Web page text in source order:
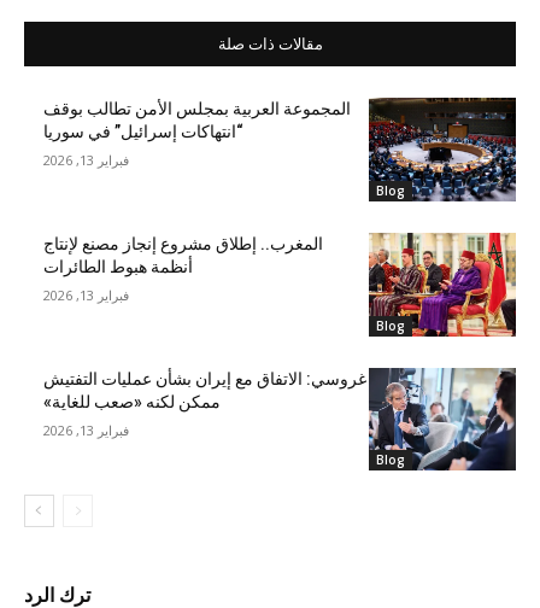
مقالات ذات صلة
Blog
المجموعة العربية بمجلس الأمن تطالب بوقف
“انتهاكات إسرائيل” في سوريا
فبراير 13, 2026
Blog
المغرب.. إطلاق مشروع إنجاز مصنع لإنتاج
أنظمة هبوط الطائرات
فبراير 13, 2026
Blog
غروسي: الاتفاق مع إيران بشأن عمليات التفتيش
ممكن لكنه «صعب للغاية»
فبراير 13, 2026
ترك الرد